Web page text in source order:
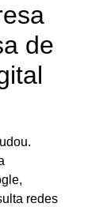
de
redes